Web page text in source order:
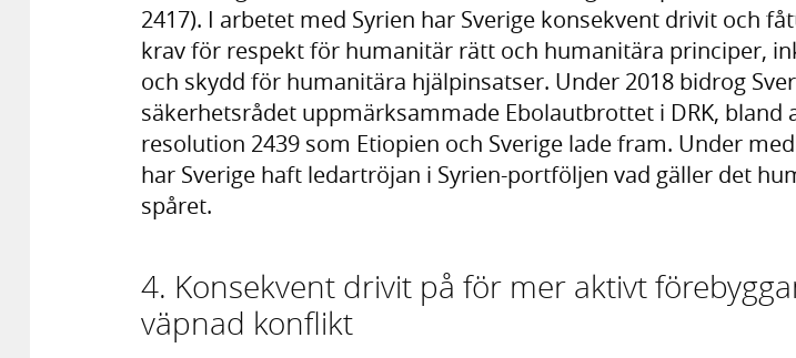
2417). I arbetet med Syrien har Sverige konsekvent drivit och
krav för respekt för humanitär rätt och humanitära principer,
och skydd för humanitära hjälpinsatser. Under 2018 bidrog
säkerhetsrådet uppmärksammade Ebolautbrottet i DRK, bland
resolution 2439 som Etiopien och Sverige lade fram. Under
har Sverige haft ledartröjan i Syrien-portföljen vad gäller det
spåret.
4. Konsekvent drivit på för mer aktivt
väpnad konflikt